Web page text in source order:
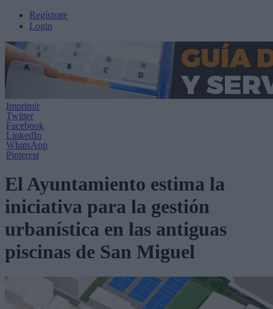
Regístrate
Login
Imprimir
Twitter
Facebook
LinkedIn
WhatsApp
Pinterest
El Ayuntamiento estima la
iniciativa para la gestión
urbanística en las antiguas
piscinas de San Miguel